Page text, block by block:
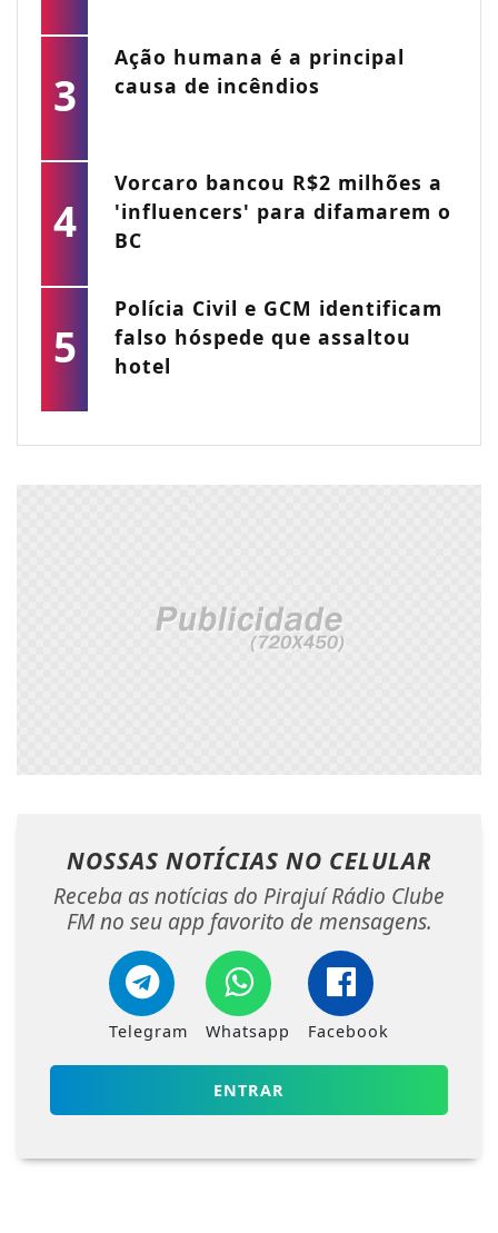
3
Ação humana é a principal
causa de incêndios
4
Vorcaro bancou R$2 milhões a
'influencers' para difamarem o
BC
5
Polícia Civil e GCM identificam
falso hóspede que assaltou
hotel
NOSSAS NOTÍCIAS NO CELULAR
Receba as notícias do Pirajuí Rádio Clube
FM no seu app favorito de mensagens.
Telegram Whatsapp Facebook
ENTRAR